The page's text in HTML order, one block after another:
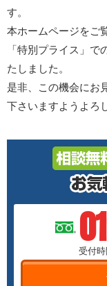
す。
本ホームページをご
「特別プライス」
たしました。
是非、この機会にお
下さいますようよろ
受付